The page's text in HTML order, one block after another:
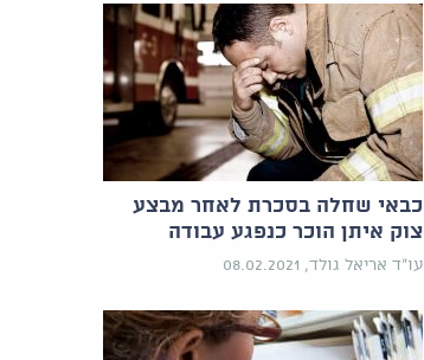
כבאי שחלה בסכרת לאחר מבצע
צוק איתן הוכר כנפגע עבודה
עו"ד אריאל גולד, 08.02.2021